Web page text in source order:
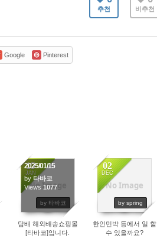
추천 비추천
Google Pinterest
No Image
15
JAN
by 타바코
2025/01/15
by 타바코
Views 1077
담배 해외배송쇼핑몰
[타바코]입니다.
No Image
02
DEC
by spring
1729
한인민박 등에서 일 할
수 있을까요?